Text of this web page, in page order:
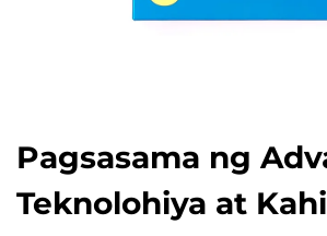
Pagsasama ng
Teknolohiya at